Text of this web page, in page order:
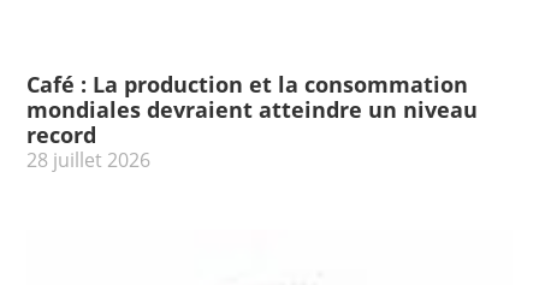
Café : La production et la consommation
mondiales devraient atteindre un niveau
record
28 juillet 2026